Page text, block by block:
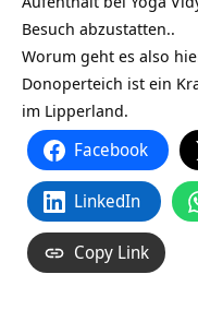
Besuch abzustatten..
Worum geht es also
Donoperteich‏‎ ist ein Kraftort im Lipperland, ein Ausflugsziel
im Lipperland.
Facebook
LinkedIn
Copy Link